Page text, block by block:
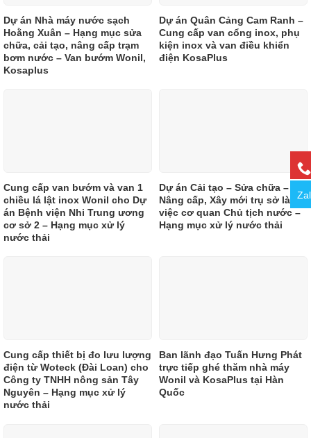
Dự án Nhà máy nước sạch
Hoằng Xuân – Hạng mục sửa
chữa, cải tạo, nâng cấp trạm
bơm nước – Van bướm Wonil,
Kosaplus
Dự án Quân Cảng Cam Ranh –
Cung cấp van cổng inox, phụ
kiện inox và van điều khiển
điện KosaPlus
Cung cấp van bướm và van 1
chiều lá lật inox Wonil cho Dự
án Bệnh viện Nhi Trung ương
cơ sở 2 – Hạng mục xử lý
nước thải
Dự án Cải tạo – Sửa chữa –
Nâng cấp, Xây mới trụ sở làm
việc cơ quan Chủ tịch nước –
Hạng mục xử lý nước thải
Cung cấp thiết bị đo lưu lượng
điện từ Woteck (Đài Loan) cho
Công ty TNHH nông sản Tây
Nguyên – Hạng mục xử lý
nước thải
Ban lãnh đạo Tuấn Hưng Phát
trực tiếp ghé thăm nhà máy
Wonil và KosaPlus tại Hàn
Quốc